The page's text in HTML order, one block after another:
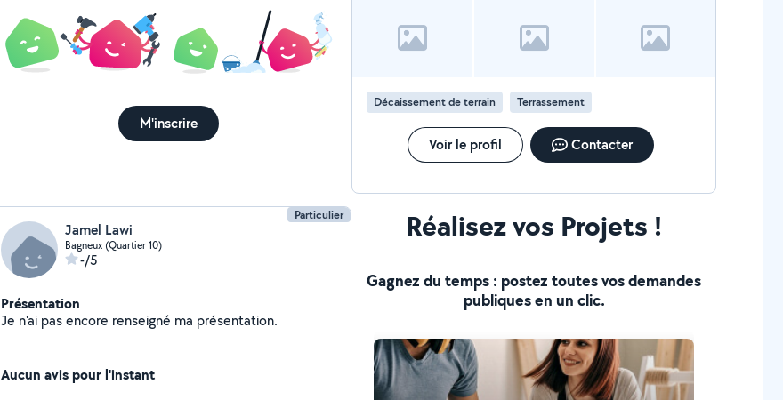
M'inscrire
Décaissement de terrain Terrassement
Voir le profil Contacter
Particulier
Jamel Lawi
Bagneux (Quartier 10)
-/5
Présentation
Je n'ai pas encore renseigné ma présentation.
Aucun avis pour l'instant
Réalisez vos Projets !
Gagnez du temps : postez toutes vos demandes
publiques en un clic.